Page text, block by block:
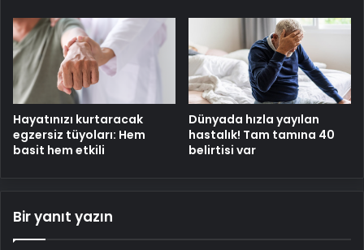
Hayatınızı kurtaracak
egzersiz tüyoları: Hem
basit hem etkili
Dünyada hızla yayılan
hastalık! Tam tamına 40
belirtisi var
Bir yanıt yazın